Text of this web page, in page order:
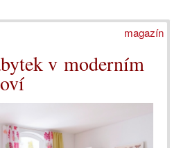
magazín
v moderním